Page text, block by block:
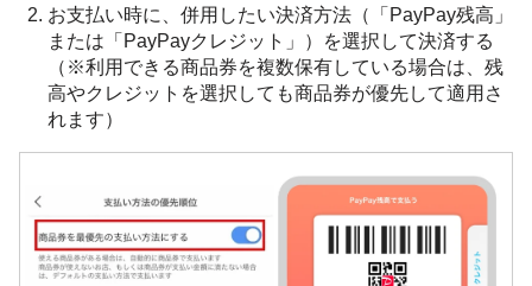
お支払い時に、併用したい決済方法（「PayPay残高」
または「PayPayクレジット」）を選択して決済する
（※利用できる商品券を複数保有している場合は、残
高やクレジットを選択しても商品券が優先して適用さ
れます）